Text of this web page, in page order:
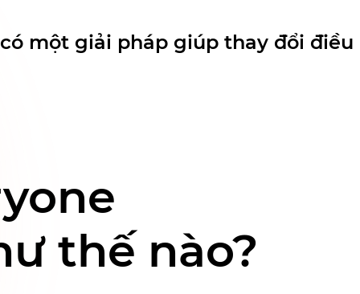
một giải pháp giúp thay đổi điều
thế nào?